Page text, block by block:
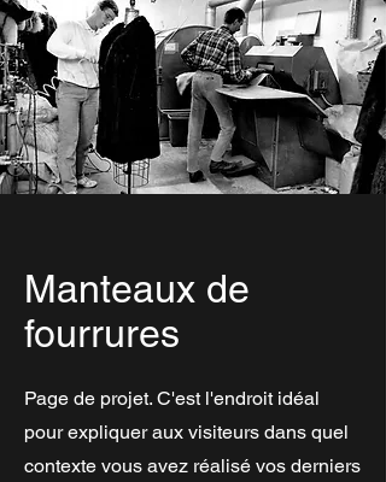
Manteaux de
fourrures
Page de projet. C'est l'endroit idéal
pour expliquer aux visiteurs dans quel
contexte vous avez réalisé vos derniers